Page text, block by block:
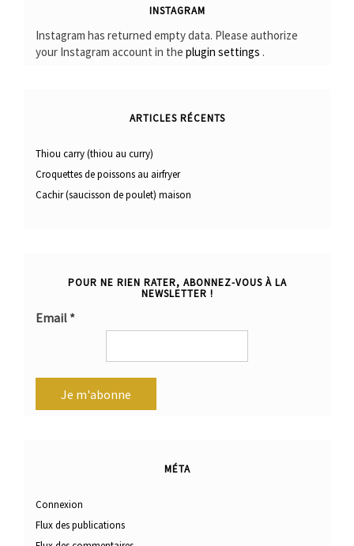
INSTAGRAM
Instagram has returned empty data. Please authorize
your Instagram account in the plugin settings .
ARTICLES RÉCENTS
Thiou carry (thiou au curry)
Croquettes de poissons au airfryer
Cachir (saucisson de poulet) maison
POUR NE RIEN RATER, ABONNEZ-VOUS À LA
NEWSLETTER !
Email *
MÉTA
Connexion
Flux des publications